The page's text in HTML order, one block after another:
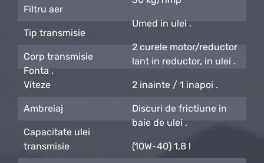
Filtru aer
Umed in ulei .
Tip transmisie
2 curele motor/reductor
lant in reductor, in ulei .
Corp transmisie
Fonta .
Viteze
2 inainte / 1 inapoi .
Ambreiaj
Discuri de frictiune in
baie de ulei .
Capacitate ulei
transmisie
(10W-40) 1,8 l